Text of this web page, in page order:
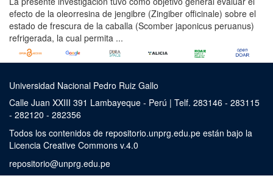
efecto de la oleorresina de jengibre (Zingiber officinale) sobre el
estado de frescura de la caballa (Scomber japonicus peruanus)
refrigerada, la cual permita ...
Universidad Nacional Pedro Ruiz Gallo
Calle Juan XXIII 391 Lambayeque - Perú | Telf. 283146 - 283115
- 282120 - 282356
Todos los contenidos de repositorio.unprg.edu.pe están bajo la
Licencia Creative Commons v.4.0
repositorio@unprg.edu.pe